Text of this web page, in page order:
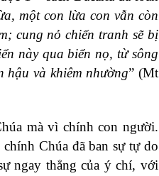
một con lừa con vẫn còn
cung nỏ chiến tranh sẽ bị
này qua biển nọ, từ sông
hậu và khiêm nhường” (Mt
mà vì chính con người.
Chúa đã ban sự tự do
ngay thẳng của ý chí, với